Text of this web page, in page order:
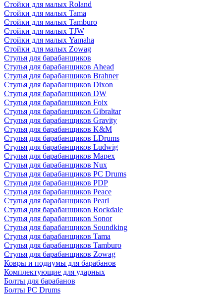
Стойки для малых Roland
Стойки для малых Tama
Стойки для малых Tamburo
Стойки для малых TJW
Стойки для малых Yamaha
Стойки для малых Zowag
Стулья для барабанщиков
Стулья для барабанщиков Ahead
Стулья для барабанщиков Brahner
Стулья для барабанщиков Dixon
Стулья для барабанщиков DW
Стулья для барабанщиков Foix
Стулья для барабанщиков Gibraltar
Стулья для барабанщиков Gravity
Стулья для барабанщиков K&M
Стулья для барабанщиков LDrums
Стулья для барабанщиков Ludwig
Стулья для барабанщиков Mapex
Стулья для барабанщиков Nux
Стулья для барабанщиков PC Drums
Стулья для барабанщиков PDP
Стулья для барабанщиков Peace
Стулья для барабанщиков Pearl
Стулья для барабанщиков Rockdale
Стулья для барабанщиков Sonor
Стулья для барабанщиков Soundking
Стулья для барабанщиков Tama
Стулья для барабанщиков Tamburo
Стулья для барабанщиков Zowag
Ковры и подиумы для барабанов
Комплектующие для ударных
Болты для барабанов
Болты PC Drums